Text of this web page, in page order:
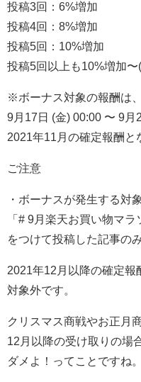
投稿3回：6%増加
投稿4回：8%増加
投稿5回：10%増加
投稿5回以上も10%増加
※ボーナス対象の報酬は、
9月17日 (金) 00:00 〜 9月
2021年11月の確定報酬と
ご注意
・ボーナスが発生する対
「# 9月楽天お買い物マラ
をつけて投稿した記事の
2021年12月以降の確定報
対象外です。
クリスマス商戦やお正月
12月以降の受け取りの場
ダメよ！ってことですね。